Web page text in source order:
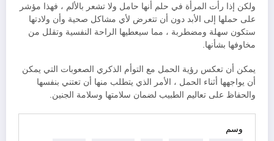
ولكن إذا رأت المرأة في حلم أنها حامل ولا تشعر بالألم ، فهذا مؤشر
على حملها إلى الأبد دون أن تتعرض لأي مشاكل صحية وأن ولادتها
ستكون سهلة ومضطربة ، مما سيعطيها الراحة النفسية وتقلل من
مخاوفها بشأنها.
يمكن أن تعكس رؤية الحمل مع التوأم الذكري الصعوبات التي يمكن
أن يواجهها أثناء الحمل ، الأمر الذي يتطلب منها أن تعتني بنفسها
والحفاظ على تعاليم الطبيب لضمان سلامتها وسلامة الجنين.
وسم